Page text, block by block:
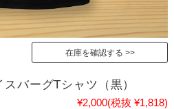
在庫を確認する
バーグTシャツ（黒）
¥2,000(税抜 ¥1,818)